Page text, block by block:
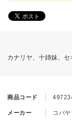
商品コード
メーカー コバヤ
カナリヤ、十姉妹、セ